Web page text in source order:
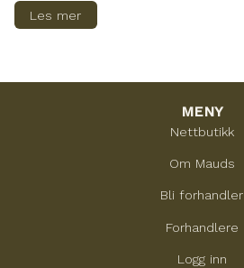
Les mer
MENY
Nettbutikk
Om Mauds
Bli forhandler
Forhandlere
Logg inn